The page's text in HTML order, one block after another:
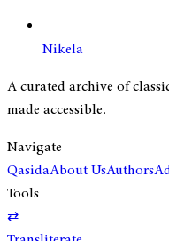
Nikela
A curated archive of
made accessible.
Navigate
QasidaAbout UsAuthors
Tools
⇄